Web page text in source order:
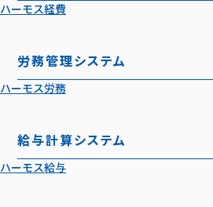
ハーモス経費
労務管理システム
ハーモス労務
給与計算システム
ハーモス給与